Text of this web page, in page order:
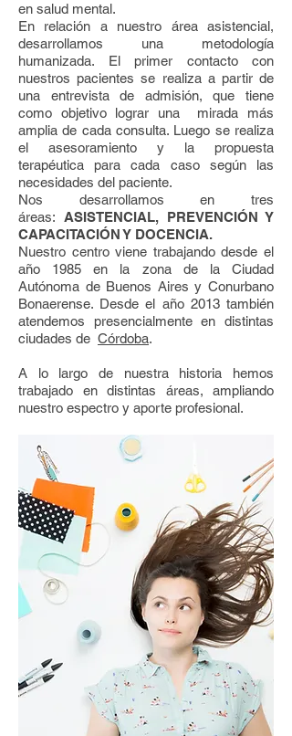
en salud mental.
En relación a nuestro área asistencial,
desarrollamos una metodología
humanizada. El primer contacto con
nuestros pacientes se realiza a partir de
una entrevista de admisión, que tiene
como objetivo lograr una mirada más
amplia de cada consulta. Luego se realiza
el asesoramiento y la propuesta
terapéutica para cada caso según las
necesidades del paciente.
Nos desarrollamos en tres
áreas: ASISTENCIAL, PREVENCIÓN Y
CAPACITACIÓN Y DOCENCIA.
Nuestro centro viene trabajando desde el
año 1985 en la zona de la Ciudad
Autónoma de Buenos Aires y Conurbano
Bonaerense. Desde el año 2013 también
atendemos presencialmente en distintas
ciudades de Córdoba.
A lo largo de nuestra historia hemos
trabajado en distintas áreas, ampliando
nuestro espectro y aporte profesional.